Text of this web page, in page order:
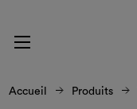
Accueil Produits